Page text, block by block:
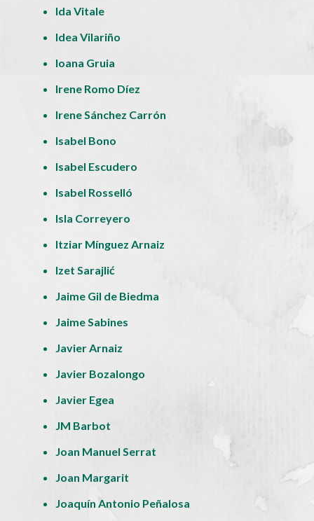
Ida Vitale
Idea Vilariño
Ioana Gruia
Irene Romo Díez
Irene Sánchez Carrón
Isabel Bono
Isabel Escudero
Isabel Rosselló
Isla Correyero
Itziar Mínguez Arnaiz
Izet Sarajlić
Jaime Gil de Biedma
Jaime Sabines
Javier Arnaiz
Javier Bozalongo
Javier Egea
JM Barbot
Joan Manuel Serrat
Joan Margarit
Joaquín Antonio Peñalosa